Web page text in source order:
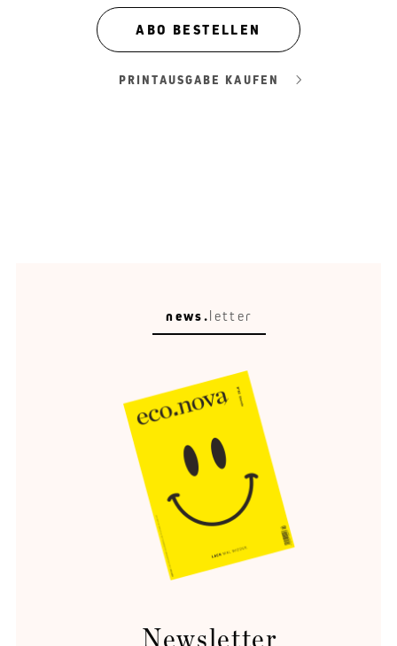
ABO BESTELLEN
PRINTAUSGABE KAUFEN
Stadtplanung ist kein Malen nach Zahlen.
news.letter
Newsletter